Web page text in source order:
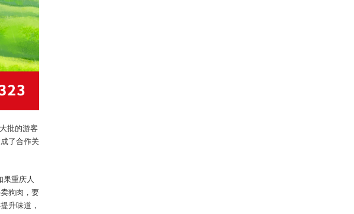
批的游客
了合作关
果重庆人
狗肉，要
升味道，